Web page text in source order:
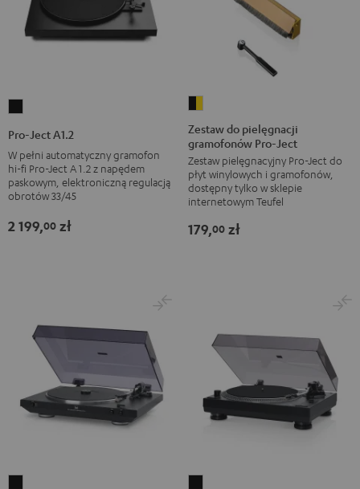
Black
Pro-Ject A1.2
W pełni automatyczny gramofon
hi-fi Pro-Ject A 1.2 z napędem
paskowym, elektroniczną regulacją
obrotów 33/45
2 199,00 zł
do
pielęgnacji
gramofonów
Pro-
Ject
Black/Gold
Zestaw do pielęgnacji
gramofonów Pro-Ject
Zestaw pielęgnacyjny Pro-Ject do
płyt winylowych i gramofonów,
dostępny tylko w sklepie
internetowym Teufel
179,00 zł